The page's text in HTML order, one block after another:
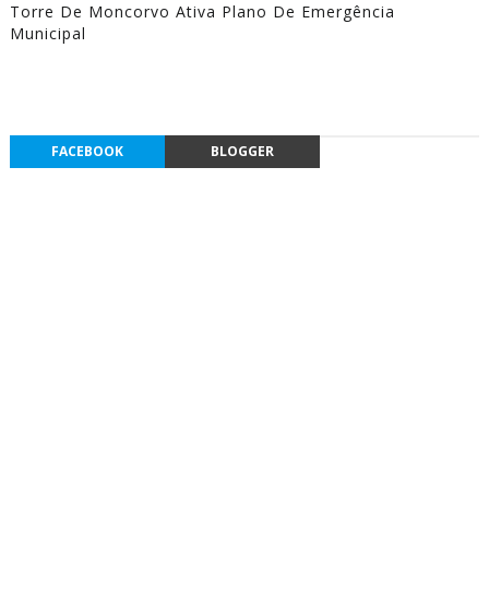
Torre De Moncorvo Ativa Plano De Emergência
Municipal
FACEBOOK BLOGGER